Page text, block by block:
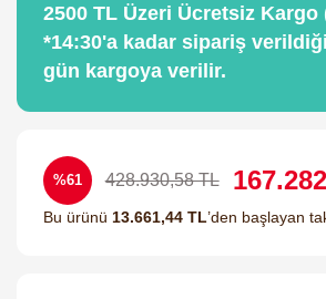
2500 TL Üzeri Ücretsiz Kargo
*14:30'a kadar sipariş
gün kargoya verilir.
%61 428.930,58 TL
Bu ürünü 13.661,44 TL’den başlayan